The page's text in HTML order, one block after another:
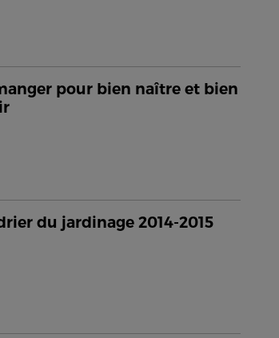
pour bien naître et bien
du jardinage 2014-2015